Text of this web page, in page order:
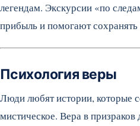
легендам. Экскурсии «по
прибыль и помогают сохранять
Психология веры
Люди любят истории, которые
мистическое. Вера в